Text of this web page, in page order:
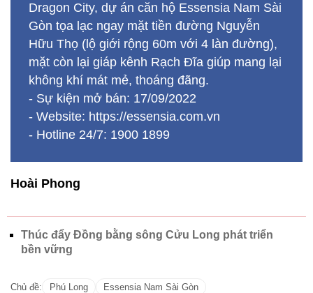
Dragon City, dự án căn hộ Essensia Nam Sài
Gòn tọa lạc ngay mặt tiền đường Nguyễn
Hữu Thọ (lộ giới rộng 60m với 4 làn đường),
mặt còn lại giáp kênh Rạch Đĩa giúp mang lại
không khí mát mẻ, thoáng đãng.
- Sự kiện mở bán: 17/09/2022
- Website: https://essensia.com.vn
- Hotline 24/7: 1900 1899
Hoài Phong
Thúc đẩy Đồng bằng sông Cửu Long phát triển
bền vững
Chủ đề: Phú Long Essensia Nam Sài Gòn